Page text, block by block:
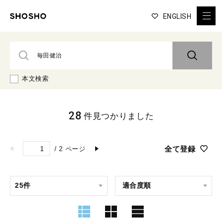
ENGLISH
本文検索
/ 2 ページ 全て登録
28 件見つかりました